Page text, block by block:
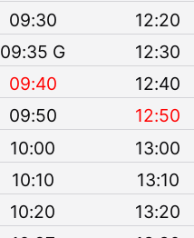
09:30
12:20
09:35 G
12:30
09:40
12:40
09:50
12:50
10:00
13:00
10:10
13:10
10:20
13:20